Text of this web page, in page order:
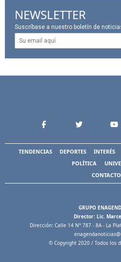
NEWSLETTER
Suscríbase a nuestro boletín de
TENDENCIAS DEPORTES INTERÉS
POLÍTICA
CONTACTO
GRUPO
Director: Lic.
Dirección: Calle 14 N° 787 - 8A - La
© Copyright 2020 / Todos los